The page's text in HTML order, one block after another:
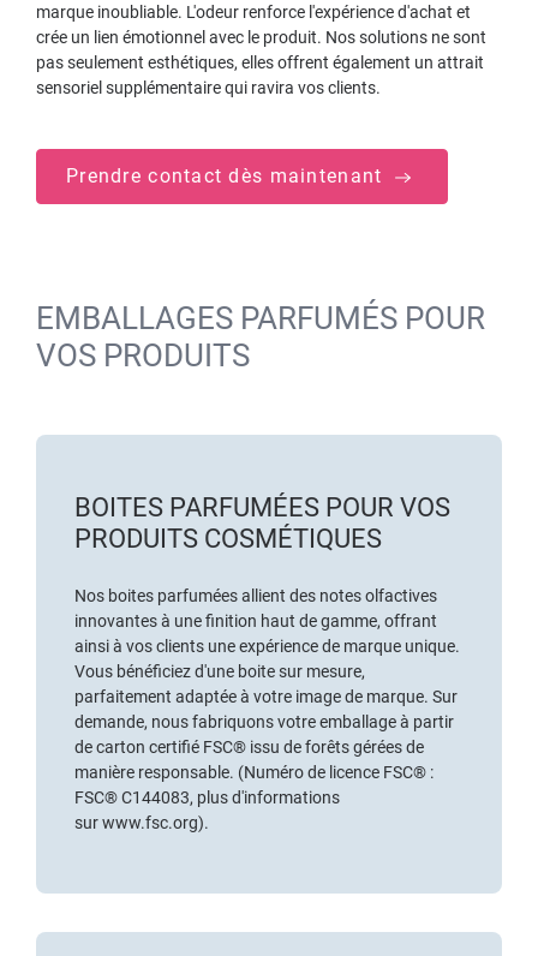
marque inoubliable. L'odeur renforce l'expérience d'achat et
crée un lien émotionnel avec le produit. Nos solutions ne sont
pas seulement esthétiques, elles offrent également un attrait
sensoriel supplémentaire qui ravira vos clients.
Prendre contact dès maintenant
EMBALLAGES PARFUMÉS POUR
VOS PRODUITS
BOITES PARFUMÉES POUR VOS
PRODUITS COSMÉTIQUES
Nos boites parfumées allient des notes olfactives
innovantes à une finition haut de gamme, offrant
ainsi à vos clients une expérience de marque unique.
Vous bénéficiez d'une boite sur mesure,
parfaitement adaptée à votre image de marque. Sur
demande, nous fabriquons votre emballage à partir
decarton certifié FSC® issu de forêts gérées de
manière responsable. (Numéro de licence FSC® :
FSC® C144083, plus d'informations
surwww.fsc.org).